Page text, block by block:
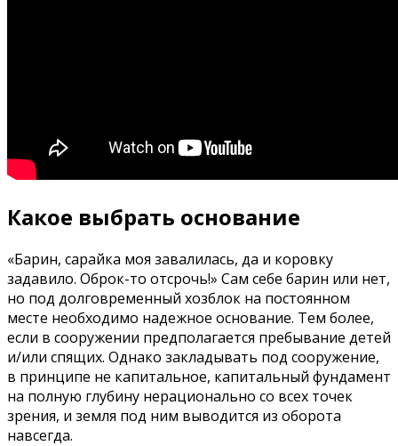
Какое выбрать основание
«Барин, сарайка моя завалилась, да и коровку
задавило. Оброк-то отсрочь!» Сам себе барин или нет,
но под долговременный хозблок на постоянном
месте необходимо надежное основание. Тем более,
если в сооружении предполагается пребывание детей
и/или спящих. Однако закладывать под сооружение,
в принципе не капитальное, капитальный фундамент
на полную глубину нерационально со всех точек
зрения, и земля под ним выводится из оборота
навсегда.